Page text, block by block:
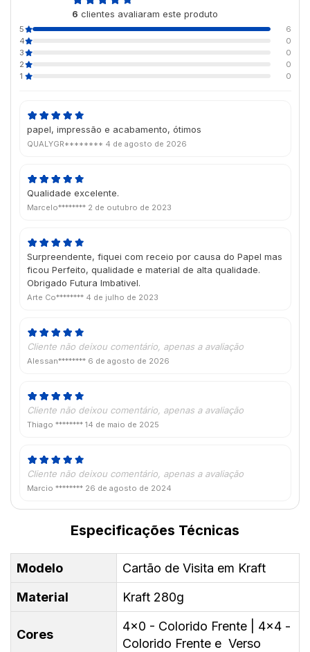
6 clientes avaliaram este produto
5
6
4
0
3
0
2
0
1
0
papel, impressão e acabamento, ótimos
QUALYGR******** 4 de agosto de 2026
Qualidade excelente.
Marcelo******** 2 de outubro de 2023
Surpreendente, fiquei com receio por causa do Papel mas
ficou Perfeito, qualidade e material de alta qualidade.
Obrigado Futura Imbativel.
Arte Co******** 4 de julho de 2023
Cliente não deixou comentário, apenas a avaliação
Alessan******** 6 de agosto de 2026
Cliente não deixou comentário, apenas a avaliação
Thiago ******** 14 de maio de 2025
Cliente não deixou comentário, apenas a avaliação
Marcio ******** 26 de agosto de 2024
Especificações Técnicas
Modelo
Cartão de Visita em Kraft
Material
Kraft 280g
Cores
4x0 - Colorido Frente | 4x4 -
Colorido Frente e Verso